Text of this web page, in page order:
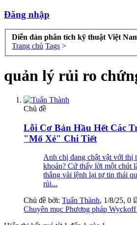
Đăng nhập
Diễn đàn phân tích kỹ thuật Việt
Trang chủ Tags >
quản lý rủi ro
Chủ đề
Lỗi Cơ Bản Hầu Hết Các
"Mổ Xẻ" Chi Tiết
Anh chị đang chật vật với thị
khoán? Cứ thấy lời một chút
thắng vài lệnh lại tự tin thái
rủi...
Chủ đề bởi: Tuấn Thành, 1/8/25, 0
Chuyên mục Phương pháp